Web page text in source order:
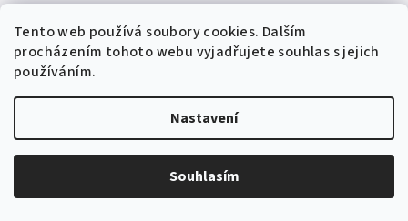
Tento web používá soubory cookies. Dalším
procházením tohoto webu vyjadřujete souhlas s jejich
používáním.
Nastavení
Souhlasím
998 Kč
1 690 Kč (–40 %)
Průměrné
hodnocení
produktu
je
5,0
Do košíku